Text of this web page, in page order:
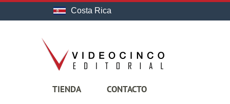
Costa Rica
TIENDA CONTACTO